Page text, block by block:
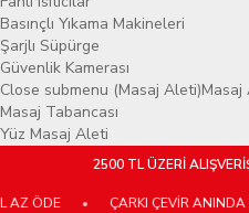
Basınçlı Yıkama Makineleri
Şarjlı Süpürge
Güvenlik Kamerası
Close submenu (Masaj Aleti)Masaj
Masaj Tabancası
Yüz Masaj Aleti
2500 TL ÜZERİ
ÖDE ÇARKI ÇEVİR ANINDA